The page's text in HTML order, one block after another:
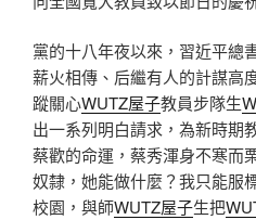
黨的十八年夜以來，習近平總
薪火相傳、后繼有人的計謀高
蹤關心WUTZ屋子教員步隊生
出一系列明白請求，為新時期
蔡歡的命運，蔡秀渾身不寒而
奴隸，她能做什麼？我只能服
校園，與師WUTZ屋子生把